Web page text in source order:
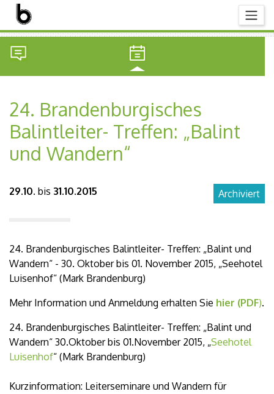
24. Brandenburgisches
Balintleiter- Treffen: „Balint
und Wandern“
Archiviert
29.10. bis 31.10.2015
24. Brandenburgisches Balintleiter- Treffen: „Balint und
Wandern“ - 30. Oktober bis 01. November 2015, „Seehotel
Luisenhof“ (Mark Brandenburg)
Mehr Information und Anmeldung erhalten Sie hier (PDF).
24. Brandenburgisches Balintleiter- Treffen: „Balint und
Wandern“ 30.Oktober bis 01.November 2015, „Seehotel
Luisenhof“ (Mark Brandenburg)
Kurzinformation: Leiterseminare und Wandern für